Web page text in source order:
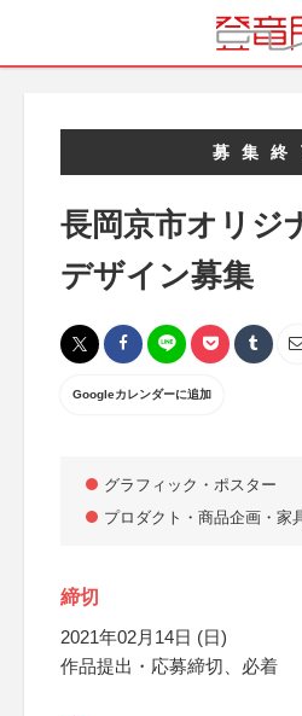
募集終
長岡京市オリジ
デザイン募集
Googleカレンダーに追加
グラフィック・ポスター
プロダクト・商品企画・家
締切
2021年02月14日 (日)
作品提出・応募締切、必着